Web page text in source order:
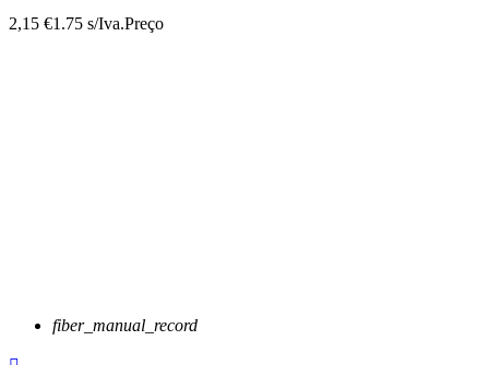
2,15 €1.75 s/Iva.Preço
fiber_manual_record